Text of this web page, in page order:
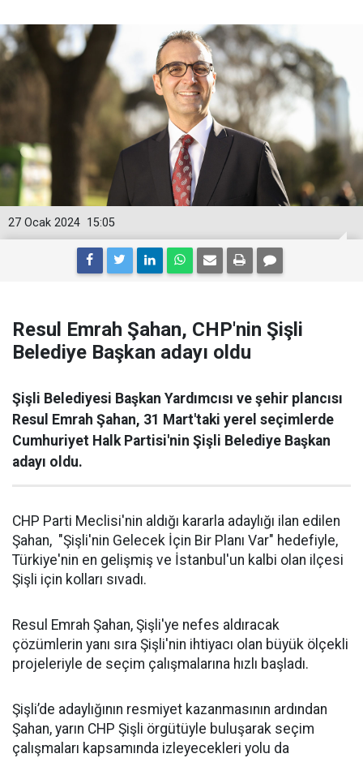
15:05
27 Ocak 2024
Resul Emrah Şahan, CHP'nin Şişli
Belediye Başkan adayı oldu
Şişli Belediyesi Başkan Yardımcısı ve şehir plancısı
Resul Emrah Şahan, 31 Mart'taki yerel seçimlerde
Cumhuriyet Halk Partisi'nin Şişli Belediye Başkan
adayı oldu.
CHP Parti Meclisi'nin aldığı kararla adaylığı ilan edilen
Şahan, "Şişli'nin Gelecek İçin Bir Planı Var" hedefiyle,
Türkiye'nin en gelişmiş ve İstanbul'un kalbi olan ilçesi
Şişli için kolları sıvadı.
Resul Emrah Şahan, Şişli'ye nefes aldıracak
çözümlerin yanı sıra Şişli'nin ihtiyacı olan büyük ölçekli
projeleriyle de seçim çalışmalarına hızlı başladı.
Şişli’de adaylığının resmiyet kazanmasının ardından
Şahan, yarın CHP Şişli örgütüyle buluşarak seçim
çalışmaları kapsamında izleyecekleri yolu da